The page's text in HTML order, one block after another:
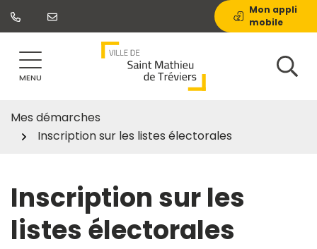
Aller
Mon appli
mobile
MENU
Mes démarches
Inscription sur les listes électorales
Inscription sur les
listes électorales